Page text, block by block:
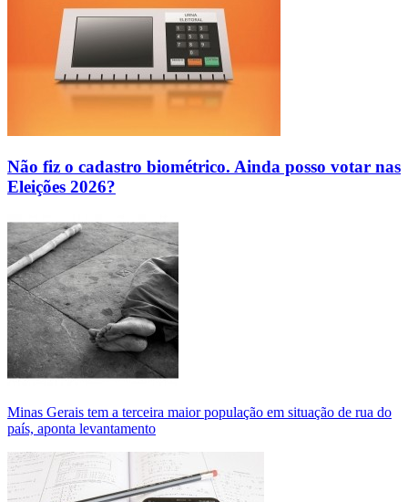
Não fiz o cadastro biométrico. Ainda posso votar nas
Eleições 2026?
Minas Gerais tem a terceira maior população em situação de rua do
país, aponta levantamento